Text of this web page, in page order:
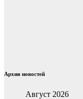
Архив новостей
Август 2026